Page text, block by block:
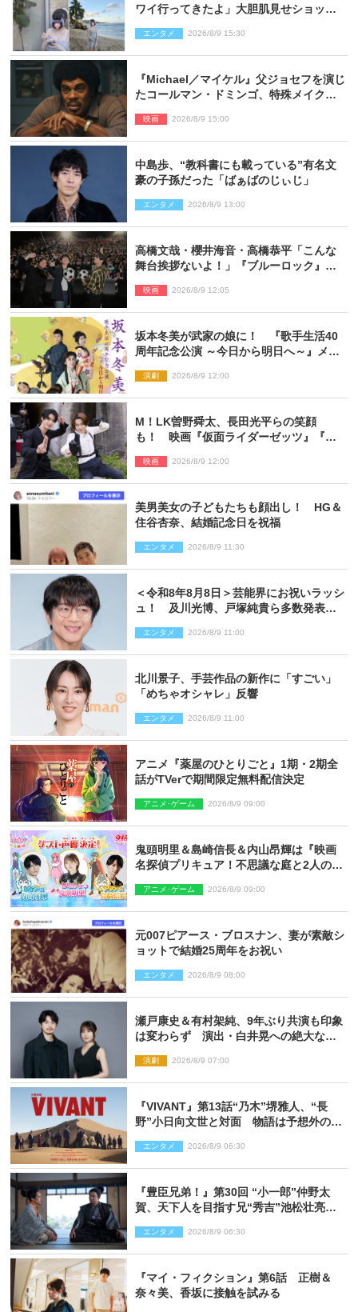
ワイ行ってきたよ」大胆肌見せショット
エンタメ 2026/8/9 15:30
『Michael／マイケル』父ジョセフを演じ
たコールマン・ドミンゴ、特殊メイクに2
映画 2026/8/9 15:00
中島歩、“教科書にも載っている”有名文
豪の子孫だった「ばぁばのじぃじ」
エンタメ 2026/8/9 13:00
高橋文哉・櫻井海音・高橋恭平「こんな
舞台挨拶ないよ！」『ブルーロック』自
映画 2026/8/9 12:05
坂本冬美が武家の娘に！ 『歌手生活40
周年記念公演 ～今日から明日へ～』メイ
演劇 2026/8/9 12:00
M！LK曽野舜太、長田光平らの笑顔
も！ 映画『仮面ライダーゼッツ』『超
ショット到着
映画 2026/8/9 12:00
美男美女の子どもたちも顔出し！ HG＆
住谷杏奈、結婚記念日を祝福
エンタメ 2026/8/9 11:30
＜令和8年8月8日＞芸能界にお祝いラッシ
ュ！ 及川光博、戸塚純貴ら多数発表結
エンタメ 2026/8/9 11:00
北川景子、手芸作品の新作に「すごい」
「めちゃオシャレ」反響
エンタメ 2026/8/9 11:00
アニメ『薬屋のひとりごと』1期・2期全
話がTVerで期間限定無料配信決定
アニメ･ゲーム 2026/8/9 09:00
鬼頭明里＆島崎信長＆内山昂輝は『映画
名探偵プリキュア！不思議な庭と2人の秘
アニメ･ゲーム 2026/8/9 09:00
元007ピアース・ブロスナン、妻が素敵シ
ョットで結婚25周年をお祝い
エンタメ 2026/8/9 08:00
瀬戸康史＆有村架純、9年ぶり共演も印象
は変わらず 演出・白井晃への絶大なる
演劇 2026/8/9 07:00
『VIVANT』第13話“乃木”堺雅人、“長
野”小日向文世と対面 物語は予想外の展
エンタメ 2026/8/9 06:30
『豊臣兄弟！』第30回 “小一郎”仲野太
賀、天下人を目指す兄“秀吉”池松壮亮
エンタメ 2026/8/9 06:30
『マイ・フィクション』第6話 正樹＆
奈々美、香坂に接触を試みる